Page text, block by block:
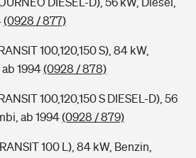
(0928 / 877)
100,120,150 S), 84 kW,
1994(0928 / 878)
100,120,150 S DIESEL-D), 56
ab 1994(0928 / 879)
100 L), 84 kW, Benzin,